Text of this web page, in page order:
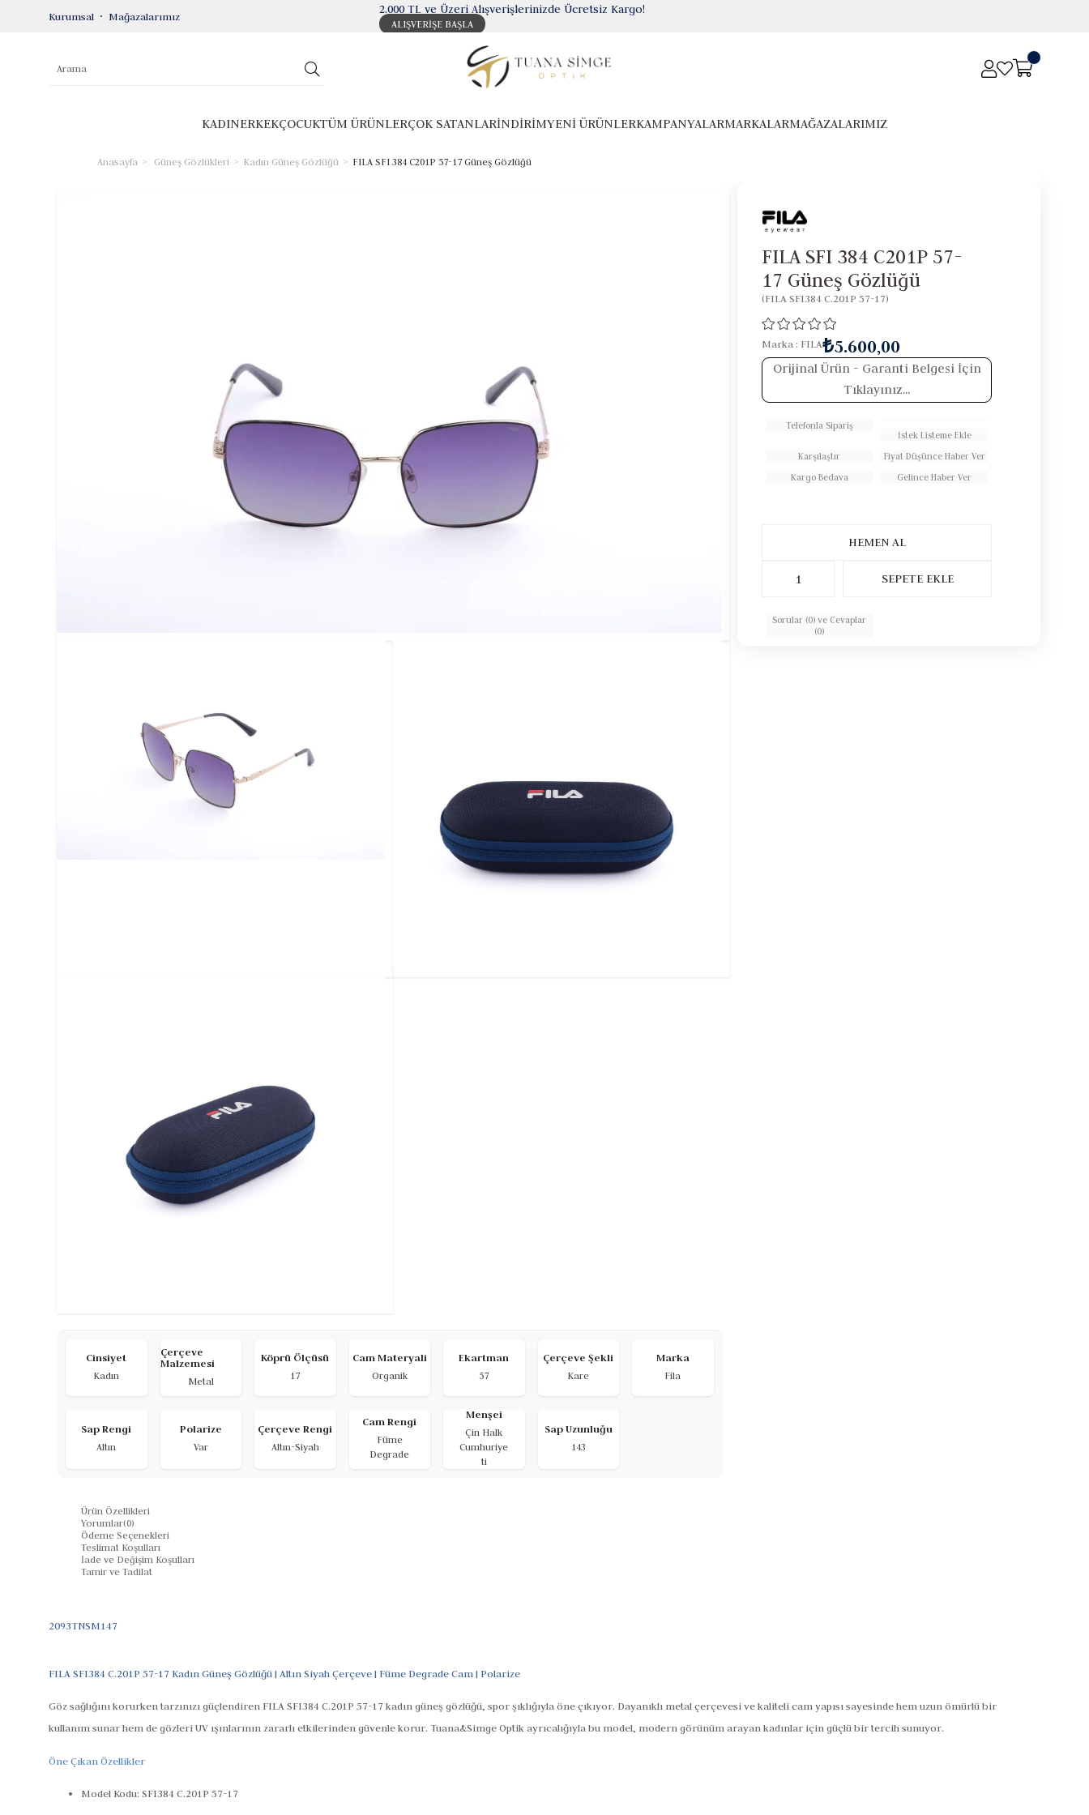
Kurumsal Mağazalarımız 2.000 TL ve Üzeri Alışverişlerinizde Ücretsiz Kargo!
ALIŞVERİŞE BAŞLA
KADINERKEKÇOCUKTÜM ÜRÜNLERÇOK SATANLARİNDİRİMYENİ ÜRÜNLERKAMPANYALARMARKALARMAĞAZALARIMIZ
Anasayfa Güneş Gözlükleri Kadın Güneş Gözlüğü FILA SFI 384 C201P 57-17 Güneş Gözlüğü
Cinsiyet
Kadın
Çerçeve
Malzemesi
Metal
Köprü Ölçüsü
17
Cam Materyali
Organik
Ekartman
57
Çerçeve Şekli
Kare
Marka
Fila
Sap Rengi
Altın
Polarize
Var
Çerçeve Rengi
Altın-Siyah
Cam Rengi
Füme
Degrade
Menşei
Çin Halk
Cumhuriye
ti
Sap Uzunluğu
143
FILA SFI 384 C201P 57-
17 Güneş Gözlüğü
(FILA SFI384 C.201P 57-17)
Marka : FILA₺5.600,00
Orijinal Ürün - Garanti Belgesi İçin
Tıklayınız...
Telefonla Sipariş
İstek Listeme Ekle
Karşılaştır
Fiyat Düşünce Haber Ver
Kargo Bedava
Gelince Haber Ver
Sorular (0) ve Cevaplar
(0)
Ürün Özellikleri
Yorumlar(0)
Ödeme Seçenekleri
Teslimat Koşulları
İade ve Değişim Koşulları
Tamir ve Tadilat
2093TNSM147
FILA SFI384 C.201P 57-17 Kadın Güneş Gözlüğü | Altın Siyah Çerçeve | Füme Degrade Cam | Polarize
Göz sağlığını korurken tarzınızı güçlendiren FILA SFI384 C.201P 57-17 kadın güneş gözlüğü, spor şıklığıyla öne çıkıyor. Dayanıklı metal çerçevesi ve kaliteli cam yapısı sayesinde hem uzun ömürlü bir
kullanım sunar hem de gözleri UV ışınlarının zararlı etkilerinden güvenle korur. Tuana&Simge Optik ayrıcalığıyla bu model, modern görünüm arayan kadınlar için güçlü bir tercih sunuyor.
Öne Çıkan Özellikler
Model Kodu: SFI384 C.201P 57-17